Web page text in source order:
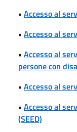
• Accesso al
• Accesso al
• Accesso al
persone con
• Accesso al
• Accesso al
(SEED)